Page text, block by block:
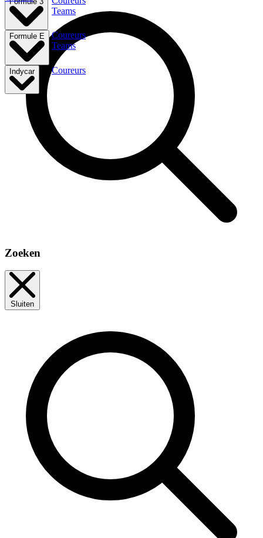
Teams
Formule E
Coureurs
Teams
Indycar Coureurs
Zoeken
Sluiten